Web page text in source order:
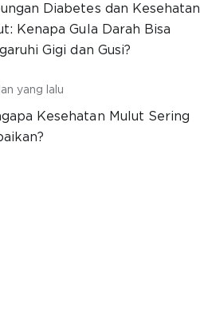
Diabetes dan Kesehatan
Kenapa Gula Darah Bisa
Gigi dan Gusi?
yang lalu
Kesehatan Mulut Sering